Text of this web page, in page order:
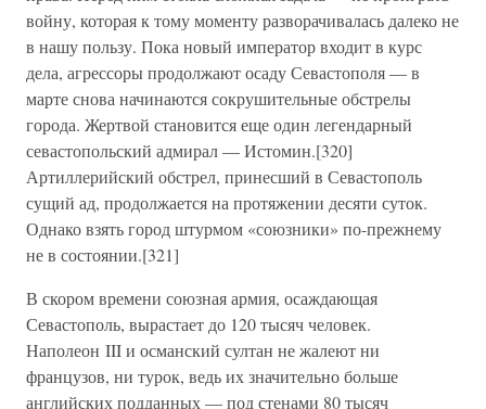
войну, которая к тому моменту разворачивалась далеко не
в нашу пользу. Пока новый император входит в курс
дела, агрессоры продолжают осаду Севастополя — в
марте снова начинаются сокрушительные обстрелы
города. Жертвой становится еще один легендарный
севастопольский адмирал — Истомин.[320]
Артиллерийский обстрел, принесший в Севастополь
сущий ад, продолжается на протяжении десяти суток.
Однако взять город штурмом «союзники» по-прежнему
не в состоянии.[321]
В скором времени союзная армия, осаждающая
Севастополь, вырастает до 120 тысяч человек.
Наполеон III и османский султан не жалеют ни
французов, ни турок, ведь их значительно больше
английских подданных — под стенами 80 тысяч